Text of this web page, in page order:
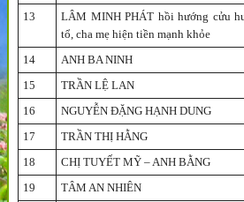
13
LÂM MINH PHÁT hồi hướng cửu
tổ, cha mẹ hiện tiền mạnh khỏe
14 ANH BA NINH
15
TRẦN LỆ LAN
16
NGUYỄN ĐẶNG HẠNH DUNG
17
TRẦN THỊ HẰNG
18
CHỊ TUYẾT MỸ – ANH BẰNG
19
TÂM AN NHIÊN